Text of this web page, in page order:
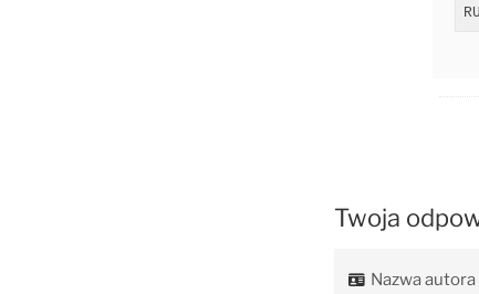
Twoja
Nazwa autora